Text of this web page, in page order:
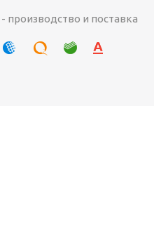
- производство и поставка